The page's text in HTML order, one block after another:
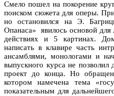
Смело пошел на покорение
поиском сюжета для оперы.
но остановился на Э.
Опанаса» явилось основой
действиях и 5 картинах.
написать в клавире часть
ансамблями, монологами и
выпускного курса не
проект до конца. Но
котором намечена тема
показательным для